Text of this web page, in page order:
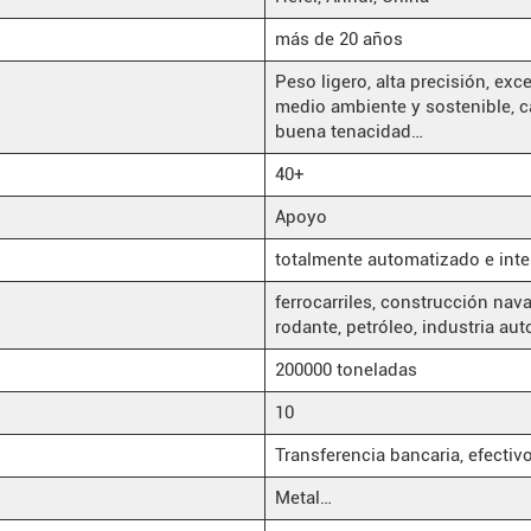
más de 20 años
Peso ligero, alta precisión,
medio ambiente y sostenible,
buena tenacidad…
40+
Apoyo
totalmente automatizado e
ferrocarriles, construcción
rodante, petróleo, industria
200000 toneladas
10
Transferencia bancaria,
Metal…